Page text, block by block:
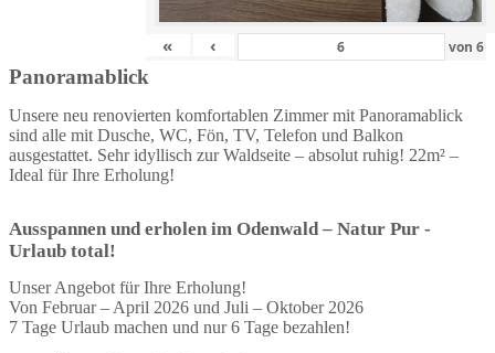
« ‹ von 6
Panoramablick
Unsere neu renovierten komfortablen Zimmer mit Panoramablick
sind alle mit Dusche, WC, Fön, TV, Telefon und Balkon
ausgestattet. Sehr idyllisch zur Waldseite – absolut ruhig! 22m² –
Ideal für Ihre Erholung!
Ausspannen und erholen im Odenwald – Natur Pur -
Urlaub total!
Unser Angebot für Ihre Erholung!
Von Februar – April 2026 und Juli – Oktober 2026
7 Tage Urlaub machen und nur 6 Tage bezahlen!